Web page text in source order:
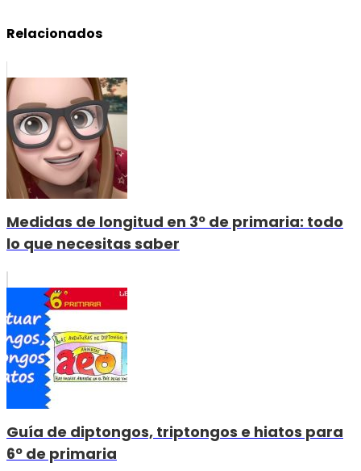
Relacionados
Medidas de longitud en 3º de primaria: todo
lo que necesitas saber
Guía de diptongos, triptongos e hiatos para
6º de primaria